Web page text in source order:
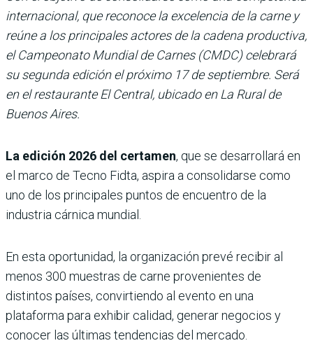
internacional, que reconoce la excelencia de la carne y
reúne a los principales actores de la cadena productiva,
el Campeonato Mundial de Carnes (CMDC) celebrará
su segunda edición el próximo 17 de septiembre. Será
en el restaurante El Central, ubicado en La Rural de
Buenos Aires.
La edición 2026 del certamen, que se desarrollará en
el marco de Tecno Fidta, aspira a consolidarse como
uno de los principales puntos de encuentro de la
industria cárnica mundial.
En esta oportunidad, la organización prevé recibir al
menos 300 muestras de carne provenientes de
distintos países, convirtiendo al evento en una
plataforma para exhibir calidad, generar negocios y
conocer las últimas tendencias del mercado.